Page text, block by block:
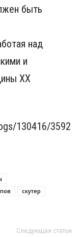
быть
над
и
XX
130416/3592
скутер
Следующая статья